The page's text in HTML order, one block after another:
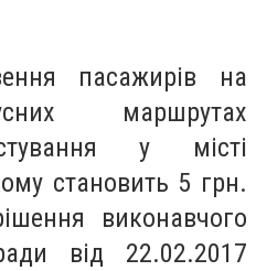
пасажирів на
маршрутах
у місті
становить 5 грн.
виконавчого
від 22.02.2017